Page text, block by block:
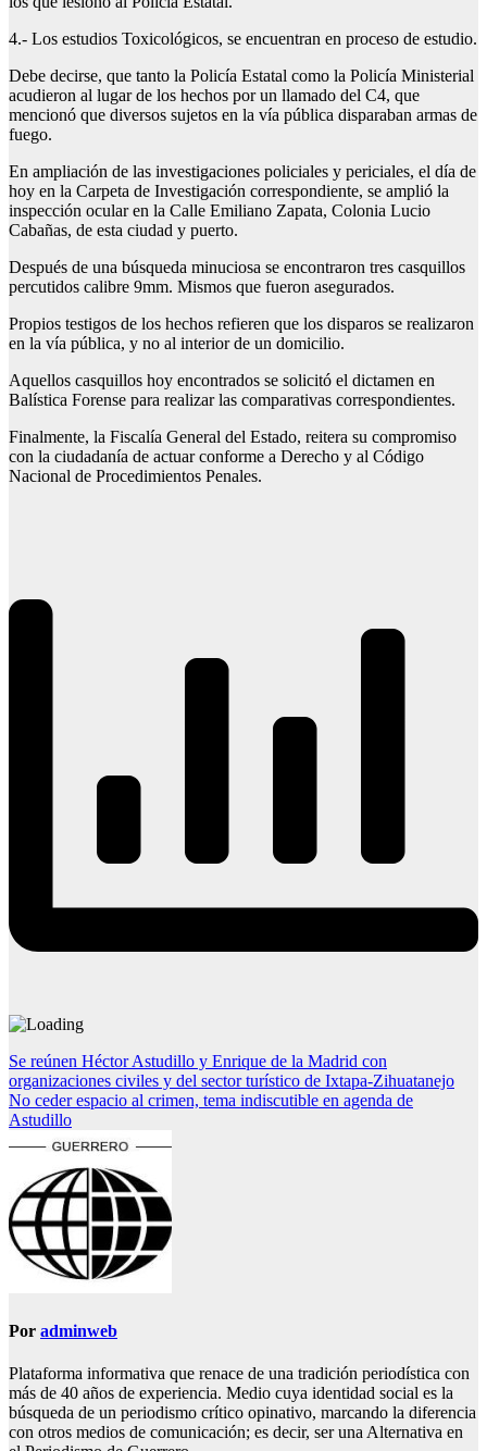
4.- Los estudios Toxicológicos, se encuentran en proceso de estudio.
Debe decirse, que tanto la Policía Estatal como la Policía Ministerial
acudieron al lugar de los hechos por un llamado del C4, que
mencionó que diversos sujetos en la vía pública disparaban armas de
fuego.
En ampliación de las investigaciones policiales y periciales, el día de
hoy en la Carpeta de Investigación correspondiente, se amplió la
inspección ocular en la Calle Emiliano Zapata, Colonia Lucio
Cabañas, de esta ciudad y puerto.
Después de una búsqueda minuciosa se encontraron tres casquillos
percutidos calibre 9mm. Mismos que fueron asegurados.
Propios testigos de los hechos refieren que los disparos se realizaron
en la vía pública, y no al interior de un domicilio.
Aquellos casquillos hoy encontrados se solicitó el dictamen en
Balística Forense para realizar las comparativas correspondientes.
Finalmente, la Fiscalía General del Estado, reitera su compromiso
con la ciudadanía de actuar conforme a Derecho y al Código
Nacional de Procedimientos Penales.
Navegación
de
entradas
Se reúnen Héctor Astudillo y Enrique de la Madrid con
organizaciones civiles y del sector turístico de Ixtapa-Zihuatanejo
No ceder espacio al crimen, tema indiscutible en agenda de
Astudillo
Por adminweb
Plataforma informativa que renace de una tradición periodística con
más de 40 años de experiencia. Medio cuya identidad social es la
búsqueda de un periodismo crítico opinativo, marcando la diferencia
con otros medios de comunicación; es decir, ser una Alternativa en